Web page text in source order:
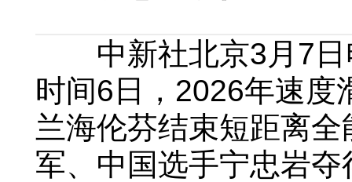
中新社北京3月7日
时间6日，2026年速度
兰海伦芬结束短距离
军、中国选手宁忠岩